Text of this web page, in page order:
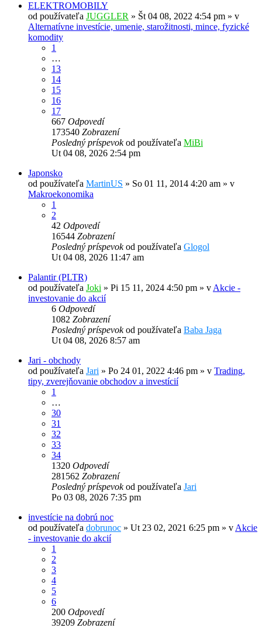
ELEKTROMOBILY
od používateľa JUGGLER » Št 04 08, 2022 4:54 pm » v
Alternatívne investície, umenie, starožitnosti, mince, fyzické
komodity
1
…
13
14
15
16
17
667 Odpovedí
173540 Zobrazení
Posledný príspevokod používateľa MiBi
Ut 04 08, 2026 2:54 pm
Japonsko
od používateľa MartinUS » So 01 11, 2014 4:20 am » v
Makroekonomika
1
2
42 Odpovedí
16544 Zobrazení
Posledný príspevokod používateľa Glogol
Ut 04 08, 2026 11:47 am
Palantir (PLTR)
od používateľa Joki » Pi 15 11, 2024 4:50 pm » vAkcie -
investovanie do akcií
6 Odpovedí
1082 Zobrazení
Posledný príspevokod používateľa Baba Jaga
Ut 04 08, 2026 8:57 am
Jari - obchody
od používateľa Jari » Po 24 01, 2022 4:46 pm » v Trading,
tipy, zverejňovanie obchodov a investícií
1
…
30
31
32
33
34
1320 Odpovedí
281562 Zobrazení
Posledný príspevokod používateľa Jari
Po 03 08, 2026 7:35 pm
investície na dobrú noc
od používateľa dobrunoc » Ut 23 02, 2021 6:25 pm » vAkcie
- investovanie do akcií
1
2
3
4
5
6
200 Odpovedí
39209 Zobrazení